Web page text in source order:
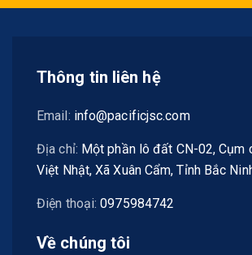
Thông tin liên hệ
Email: info@pacificjsc.com
Địa chỉ: Một phần lô đất CN-02, Cụm
Việt Nhật, Xã Xuân Cẩm, Tỉnh Bắc
Điện thoại:0975984742
Về chúng tôi